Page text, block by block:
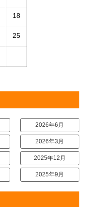
18
25
2026年6月
2026年3月
2025年12月
2025年9月